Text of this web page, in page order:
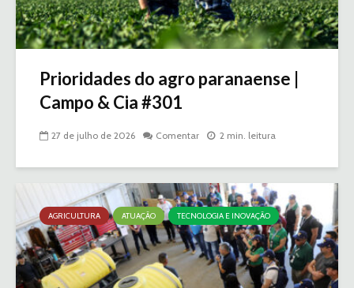
Prioridades do agro paranaense |
Campo & Cia #301
27 de julho de 2026 Comentar 2 min. leitura
AGRICULTURA ATUAÇÃO TECNOLOGIA E INOVAÇÃO